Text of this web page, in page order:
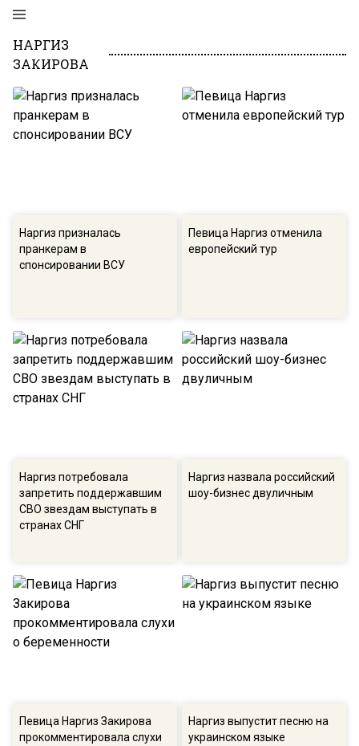
НАРГИЗ
ЗАКИРОВА
Наргиз призналась
пранкерам в
спонсировании ВСУ
Певица Наргиз отменила
европейский тур
Наргиз потребовала
запретить поддержавшим
СВО звездам выступать в
странах СНГ
Наргиз назвала российский
шоу-бизнес двуличным
Певица Наргиз Закирова
прокомментировала слухи
Наргиз выпустит песню на
украинском языке